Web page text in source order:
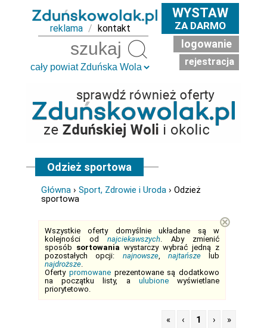
reklama / kontakt
WYSTAW
ZA DARMO
logowanie
rejestracja
Odzież sportowa
Główna › Sport, Zdrowie i Uroda › Odzież
sportowa
Wszystkie oferty domyślnie układane są w
kolejności od najciekawszych. Aby zmienić
sposób sortowania wystarczy wybrać jedną z
pozostałych opcji: najnowsze, najtańszelub
najdroższe.
Oferty promowaneprezentowane są dodatkowo
na początku listy, a ulubionewyświetlane
priorytetowo.
⊗
« ‹ 1 › »